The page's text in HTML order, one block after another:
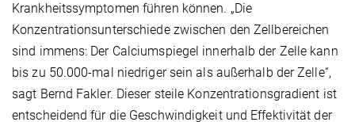
Krankheitssymptomen führen können. „Die
Konzentrationsunterschiede zwischen den Zellbereichen
sind immens: Der Calciumspiegel innerhalb der Zelle kann
bis zu 50.000-mal niedriger sein als außerhalb der Zelle“,
sagt Bernd Fakler. Dieser steile Konzentrationsgradient ist
entscheidend für die Geschwindigkeit und Effektivität der